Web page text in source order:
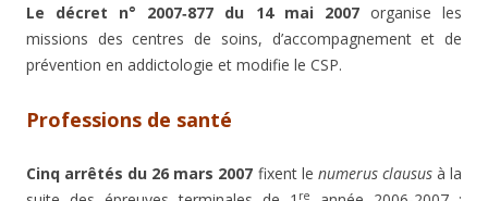
Le décret n° 2007‑877 du 14 mai 2007organise les
missions des centres de soins, d’accompagnement et de
prévention en addictologie et modifie le CSP.
Professions de santé
Cinq arrêtés du 26 mars 2007 fixent le numerus claususà la
re